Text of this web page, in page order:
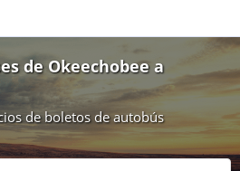
de Okeechobee a
de boletos de autobús